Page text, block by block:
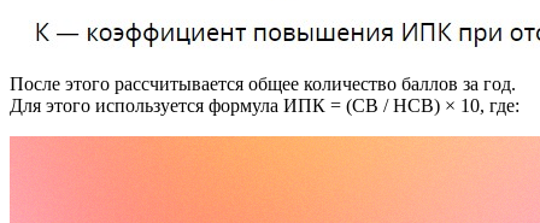
После этого рассчитывается общее количество баллов за год.
Для этого используется формула ИПК = (СВ / НСВ) × 10, где: